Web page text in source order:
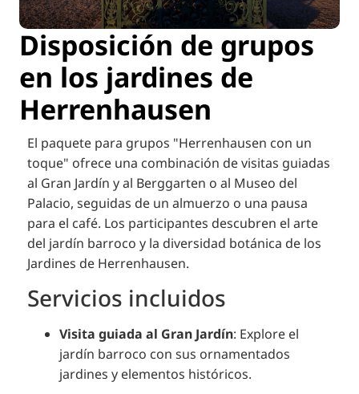
Disposición de grupos
en los jardines de
Herrenhausen
El paquete para grupos "Herrenhausen con un
toque" ofrece una combinación de visitas guiadas
al Gran Jardín y al Berggarten o al Museo del
Palacio, seguidas de un almuerzo o una pausa
para el café. Los participantes descubren el arte
del jardín barroco y la diversidad botánica de los
Jardines de Herrenhausen.
Servicios incluidos
Visita guiada al Gran Jardín: Explore el
jardín barroco con sus ornamentados
jardines y elementos históricos.